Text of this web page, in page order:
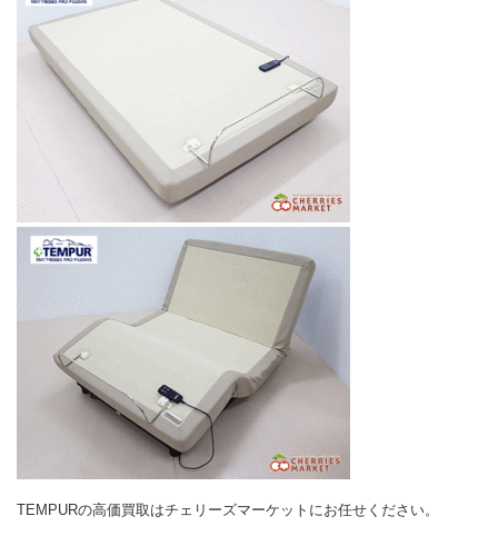
TEMPURの高価買取はチェリーズマーケットにお任せください。